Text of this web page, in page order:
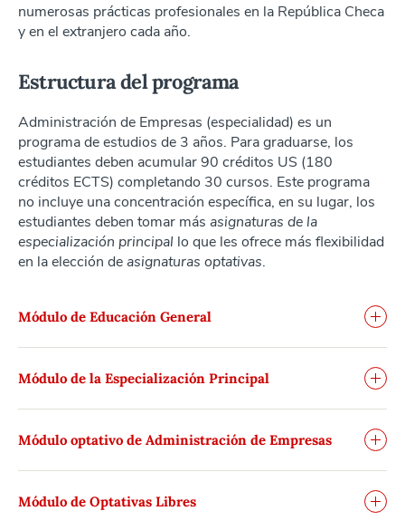
numerosas prácticas profesionales en la República Checa
y en el extranjero cada año.
Estructura del programa
Administración de Empresas (especialidad) es un
programa de estudios de 3 años. Para graduarse, los
estudiantes deben acumular 90 créditos US (180
créditos ECTS) completando 30 cursos. Este programa
no incluye una concentración específica, en su lugar, los
estudiantes deben tomar más asignaturas de la
especialización principal lo que les ofrece más flexibilidad
en la elección deasignaturas optativas.
Módulo de Educación General
Módulo de la Especialización Principal
Módulo optativo de Administración de Empresas
Módulo de Optativas Libres